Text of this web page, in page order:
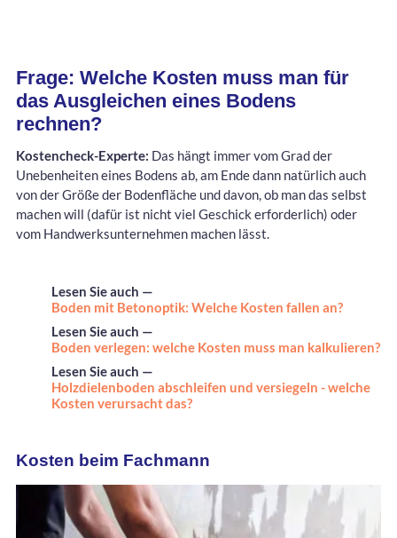
Frage: Welche Kosten muss man für
das Ausgleichen eines Bodens
rechnen?
Kostencheck-Experte: Das hängt immer vom Grad der
Unebenheiten eines Bodens ab, am Ende dann natürlich auch
von der Größe der Bodenfläche und davon, ob man das selbst
machen will (dafür ist nicht viel Geschick erforderlich) oder
vom Handwerksunternehmen machen lässt.
Lesen Sie auch —
Boden mit Betonoptik: Welche Kosten fallen an?
Lesen Sie auch —
Boden verlegen: welche Kosten muss man kalkulieren?
Lesen Sie auch —
Holzdielenboden abschleifen und versiegeln - welche
Kosten verursacht das?
Kosten beim Fachmann